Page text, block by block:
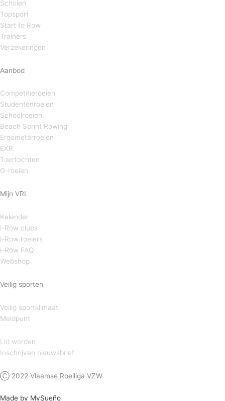
Scholen
Topsport
Start to Row
Trainers
Verzekeringen
Aanbod
Competitieroeien
Studentenroeien
Schoolroeien
Beach Sprint Rowing
Ergometerroeien
EXR
Toertochten
G-roeien
Mijn VRL
Kalender
i-Row clubs
i-Row roeiers
i-Row FAQ
Webshop
Veilig sporten
Veilig sportklimaat
Meldpunt
Lid worden
Inschrijven nieuwsbrief
Ⓒ 2022 Vlaamse Roeiliga VZW
Made by MySueño